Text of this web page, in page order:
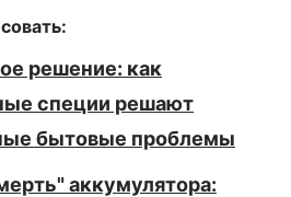
решение: как
специи решают
бытовые проблемы
аккумулятора: